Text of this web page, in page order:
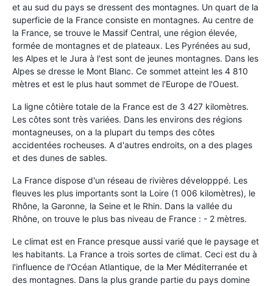
et au sud du pays se dressent des montagnes. Un quart de la
superficie de la France consiste en montagnes. Au centre de
la France, se trouve le Massif Central, une région élevée,
formée de montagnes et de plateaux. Les Pyrénées au sud,
les Alpes et le Jura à l'est sont de jeunes montagnes. Dans les
Alpes se dresse le Mont Blanc. Ce sommet atteint les 4 810
mètres et est le plus haut sommet de l'Europe de l'Ouest.
La ligne côtière totale de la France est de 3 427 kilomètres.
Les côtes sont très variées. Dans les environs des régions
montagneuses, on a la plupart du temps des côtes
accidentées rocheuses. A d'autres endroits, on a des plages
et des dunes de sables.
La France dispose d'un réseau de rivières développpé. Les
fleuves les plus importants sont la Loire (1 006 kilomètres), le
Rhône, la Garonne, la Seine et le Rhin. Dans la vallée du
Rhône, on trouve le plus bas niveau de France : - 2 mètres.
Le climat est en France presque aussi varié que le paysage et
les habitants. La France a trois sortes de climat. Ceci est du à
l'influence de l'Océan Atlantique, de la Mer Méditerranée et
des montagnes. Dans la plus grande partie du pays domine